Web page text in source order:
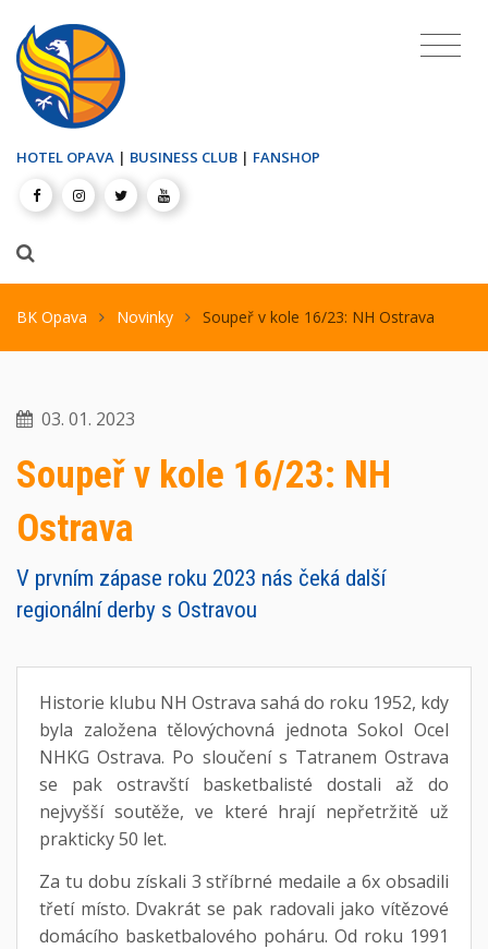
HOTEL OPAVA | BUSINESS CLUB | FANSHOP
BK Opava Novinky Soupeř v kole 16/23: NH Ostrava
03. 01. 2023
Soupeř v kole 16/23: NH
Ostrava
V prvním zápase roku 2023 nás čeká další
regionální derby s Ostravou
Historie klubu NH Ostrava sahá do roku 1952, kdy
byla založena tělovýchovná jednota Sokol Ocel
NHKG Ostrava. Po sloučení s Tatranem Ostrava
se pak ostravští basketbalisté dostali až do
nejvyšší soutěže, ve které hrají nepřetržitě už
prakticky 50 let.
Za tu dobu získali 3 stříbrné medaile a 6x obsadili
třetí místo. Dvakrát se pak radovali jako vítězové
domácího basketbalového poháru. Od roku 1991